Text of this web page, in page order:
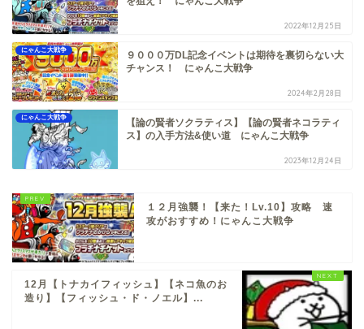
2022年12月25日
にゃんこ大戦争
９０００万DL記念イベントは期待を裏切らない大
チャンス！ にゃんこ大戦争
2024年2月28日
にゃんこ大戦争
【論の賢者ソクラティス】【論の賢者ネコラティ
ス】の入手方法&使い道 にゃんこ大戦争
2023年12月24日
１２月強襲！【来た！Lv.10】攻略 速
攻がおすすめ！にゃんこ大戦争
12月【トナカイフィッシュ】【ネコ魚のお
造り】【フィッシュ・ド・ノエル】...